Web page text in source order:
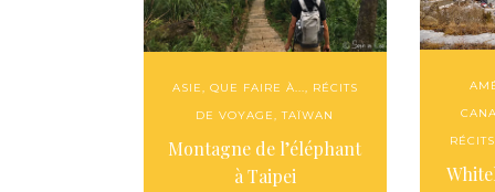
ASIE, QUE FAIRE À..., RÉCITS
DE VOYAGE,TAÏWAN
Montagne de l’éléphant
à Taipei